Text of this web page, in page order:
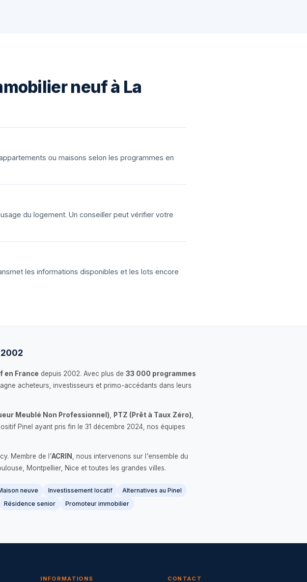
neuf à La
ou maisons selon les programmes en
du logement. Un conseiller peut vérifier votre
les informations disponibles et les lots encore
en France depuis 2002. Avec plus de 33 000 programmes
acheteurs, investisseurs et primo-accédants dans leurs
Meublé Non Professionnel) PTZ (Prêt à Taux Zéro)
Pinel ayant pris fin le 31 décembre 2024, nos équipes
Membre de l'ACRIN
, nous intervenons sur l'ensemble du
Montpellier, Nice et toutes les grandes villes.
neuve Investissement locatif
Alternatives au Pinel
Résidence senior
Promoteur immobilier
INFORMATIONS CONTACT